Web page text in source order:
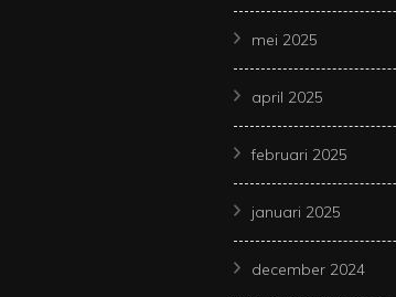
mei 2025
april 2025
februari 2025
januari 2025
december 2024